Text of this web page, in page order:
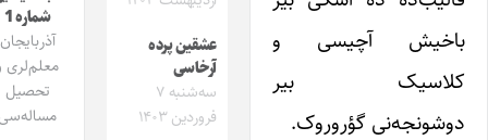
آچیسی و
بیر
گؤروروک.
عشقین پرده
آرخاسی
سه‌شنبه ۷
فروردین ۱۴۰۳
شماره 1
آذربایجان
معلم‌لری و
تحصیل
مساله‌سی